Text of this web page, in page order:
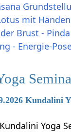
mit
Brust -
- Energie-
Kundalini
Yoga